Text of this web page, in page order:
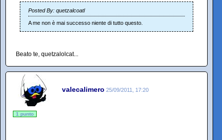
Posted By: quetzalcoatl
A me non è mai successo niente di tutto questo.
Beato te, quetzalolcat...
valecalimero 25/09/2011, 17:20
1 punto